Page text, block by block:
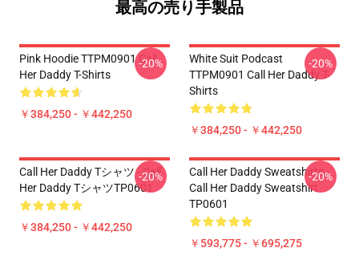
最高の売り手製品
Pink Hoodie TTPM0901 Call
Her Daddy T-Shirts
￥384,250 - ￥442,250
-20%
White Suit Podcast
TTPM0901 Call Her Daddy T-
Shirts
￥384,250 - ￥442,250
-20%
Call Her Daddy Tシャツ - Call
Her Daddy TシャツTP0601
￥384,250 - ￥442,250
-20%
Call Her Daddy Sweatshirts -
Call Her Daddy Sweatshirt
TP0601
￥593,775 - ￥695,275
-20%